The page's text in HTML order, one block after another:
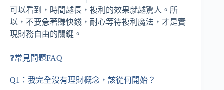
可以看到，時間越長，複利的效果就越驚人。所
以，不要急著賺快錢，耐心等待複利魔法，才是實
現財務自由的關鍵。
❓常見問題FAQ
Q1：我完全沒有理財概念，該從何開始？